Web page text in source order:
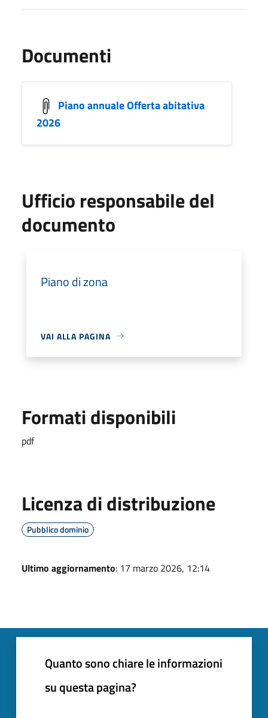
Documenti
Piano annuale Offerta abitativa
2026
Ufficio responsabile del
documento
Piano di zona
VAI ALLA PAGINA
Formati disponibili
pdf
Licenza di distribuzione
Pubblico dominio
Ultimo aggiornamento: 17 marzo 2026, 12:14
Quanto sono chiare le informazioni
su questa pagina?